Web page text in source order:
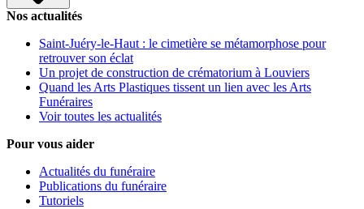
Nos actualités
Saint-Juéry-le-Haut : le cimetière se métamorphose pour
retrouver son éclat
Un projet de construction de crématorium à Louviers
Quand les Arts Plastiques tissent un lien avec les Arts
Funéraires
Voir toutes les actualités
Pour vous aider
Actualités du funéraire
Publications du funéraire
Tutoriels